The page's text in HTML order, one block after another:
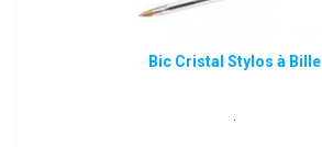
Bic Cristal Stylos à Bille
.